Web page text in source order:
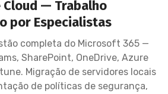
— Trabalho
por Especialistas
completa do Microsoft 365 —
SharePoint, OneDrive, Azure
Migração de servidores locais
de políticas de segurança,